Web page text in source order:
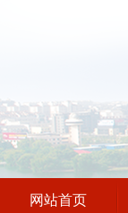
网站首页